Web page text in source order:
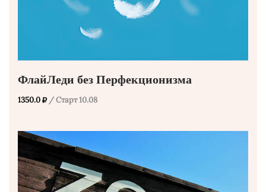
ФлайЛеди без Перфекционизма
1350.0 / Старт 10.08